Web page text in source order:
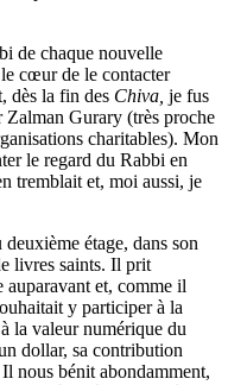
de chaque nouvelle
cœur de le contacter
dès la fin des Chiva, je fus
Gurary (très proche
charitables). Mon
le regard du Rabbi en
tremblait et, moi aussi, je
étage, dans son
livres saints. Il prit
et, comme il
y participer à la
la valeur numérique du
dollar, sa contribution
nous bénit abondamment,